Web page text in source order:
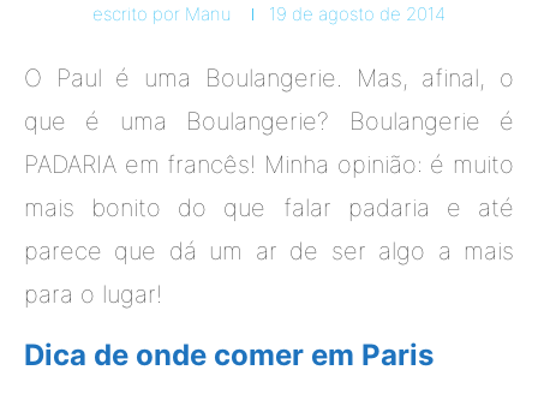
escrito por Manu 19 de agosto de 2014
O Paul é uma Boulangerie. Mas, afinal, o
que é uma Boulangerie? Boulangerie é
PADARIA em francês! Minha opinião: é muito
mais bonito do que falar padaria e até
parece que dá um ar de ser algo a mais
para o lugar!
Dica de onde comer em Paris